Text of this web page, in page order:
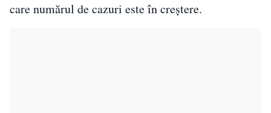
care numărul de cazuri este în creștere.